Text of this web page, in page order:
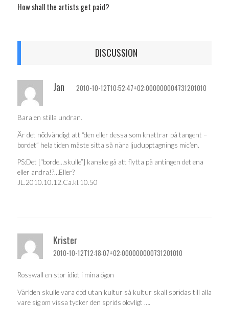
How shall the artists get paid?
DISCUSSION
Jan 2010-10-12T10:52:47+02:000000004731201010
Bara en stilla undran.
Är det nödvändigt att “den eller dessa som knattrar på tangent –
bordet” hela tiden måste sitta så nära ljudupptagnings mic’en.
PS:Det [“borde…skulle”] kanske gå att flytta på antingen det ena
eller andra!?…Eller?
JL.2010.10.12.Ca.kl.10.50
Krister
2010-10-12T12:18:07+02:000000000731201010
Rosswall en stor idiot i mina ögon
Världen skulle vara död utan kultur så kultur skall spridas till alla
vare sig om vissa tycker den sprids olovligt ….